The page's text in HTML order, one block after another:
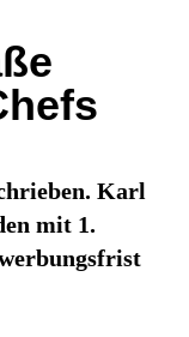
Karl
mit 1.